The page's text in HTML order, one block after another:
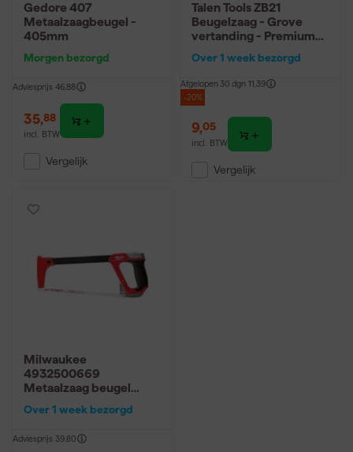
Gedore 407
Metaalzaagbeugel -
405mm
Morgen bezorgd
Adviesprijs 46,88
35,88
incl. BTW
Vergelijk
Talen Tools ZB21
Beugelzaag - Grove
vertanding - Premium
Over 1 week bezorgd
Afgelopen 30 dgn 11,39
-20%
9,05
incl. BTW
Vergelijk
Milwaukee
4932500669
Metaalzaag beugel
TPI
Over 1 week bezorgd
Adviesprijs 39,80